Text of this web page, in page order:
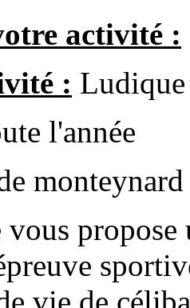
activité :
: Ludique
l'année
monteynard